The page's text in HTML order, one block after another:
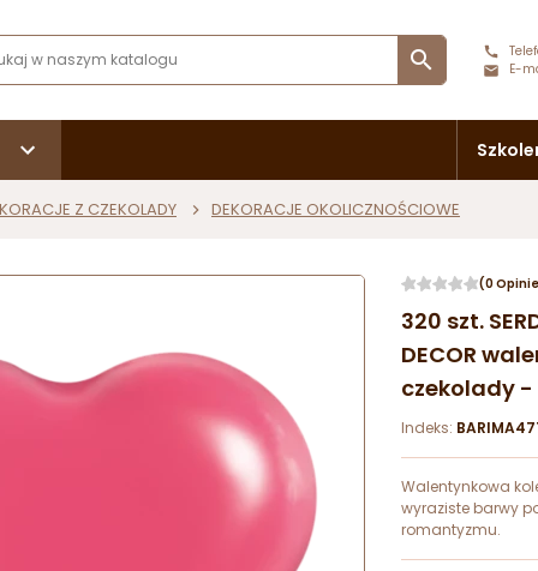

E-
Z CZEKOLADY DEKORACJE OKOLICZNOŚCIOWE
(0
320 szt.
DECOR
czekolady -
Indeks:
Walentynkowa
wyraziste barwy
romantyzmu.